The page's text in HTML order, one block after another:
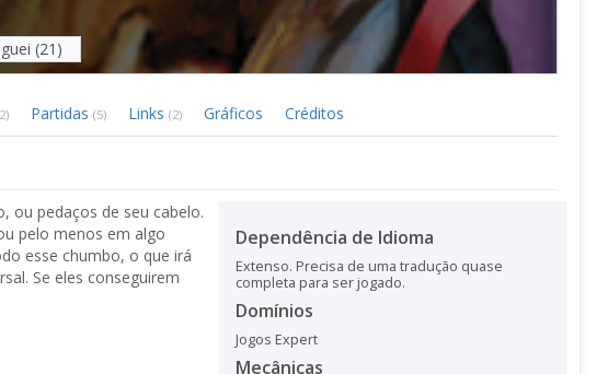
(21)
Partidas (5) Links (2) Gráficos Créditos
ou pedaços de seu cabelo.
pelo menos em algo
esse chumbo, o que irá
Se eles conseguirem
Dependência de Idioma
Extenso. Precisa de uma tradução quase
completa para ser jogado.
Domínios
Jogos Expert
Mecânicas